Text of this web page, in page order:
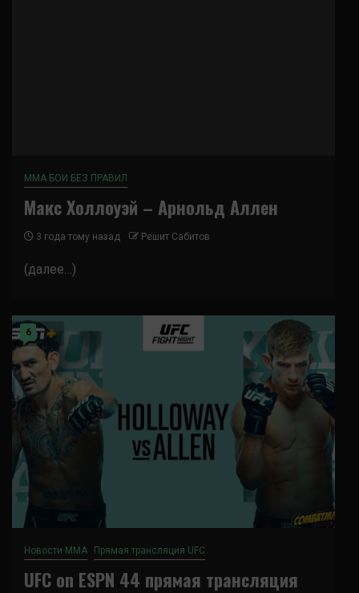
ММА БОИ БЕЗ ПРАВИЛ
Макс Холлоуэй – Арнольд Аллен
3 года тому назад Решит Сабитов
(далее…)
6
Новости ММА Прямая трансляция UFC
UFC on ESPN 44 прямая трансляция